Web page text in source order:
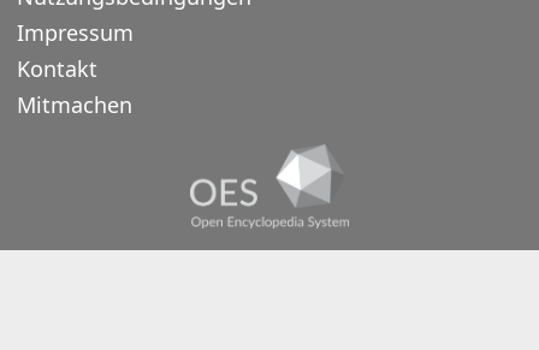
Impressum
Kontakt
Mitmachen